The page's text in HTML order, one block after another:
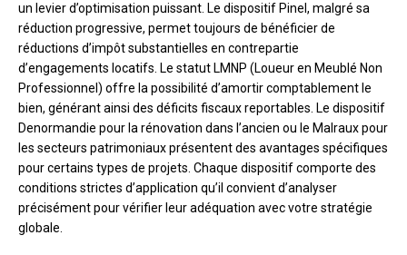
un levier d’optimisation puissant. Le dispositif Pinel, malgré sa
réduction progressive, permet toujours de bénéficier de
réductions d’impôt substantielles en contrepartie
d’engagements locatifs. Le statut LMNP (Loueur en Meublé Non
Professionnel) offre la possibilité d’amortir comptablement le
bien, générant ainsi des déficits fiscaux reportables. Le dispositif
Denormandie pour la rénovation dans l’ancien ou le Malraux pour
les secteurs patrimoniaux présentent des avantages spécifiques
pour certains types de projets. Chaque dispositif comporte des
conditions strictes d’application qu’il convient d’analyser
précisément pour vérifier leur adéquation avec votre stratégie
globale.